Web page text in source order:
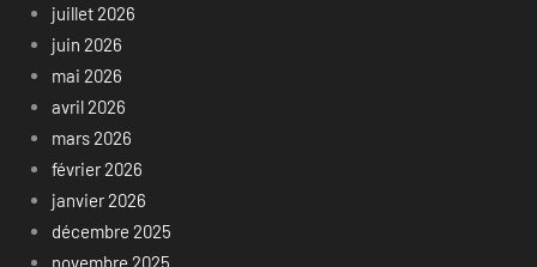
juillet 2026
juin 2026
mai 2026
avril 2026
mars 2026
février 2026
janvier 2026
décembre 2025
novembre 2025